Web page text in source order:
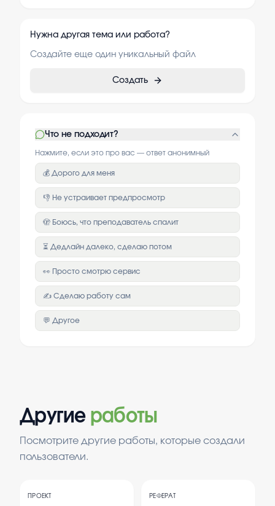
Нужна другая тема или работа?
Создайте еще один уникальный файл
Создать
Что не подходит?
Нажмите, если это про вас — ответ анонимный
💰 Дорого для меня
👎 Не устраивает предпросмотр
🫣 Боюсь, что преподаватель спалит
⏳ Дедлайн далеко, сделаю потом
👀 Просто смотрю сервис
✍️ Сделаю работу сам
💬 Другое
Другие работы
Посмотрите другие работы, которые создали
пользователи.
ПРОЕКТ РЕФЕРАТ